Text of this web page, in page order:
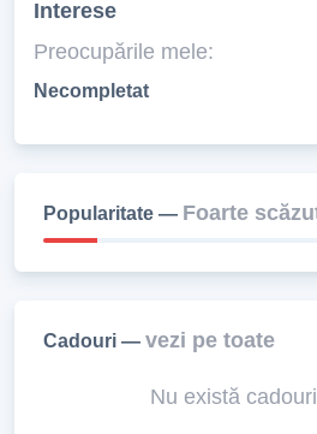
Interese
Preocupările mele:
Necompletat
Popularitate — Foarte
Cadouri — vezi pe toate
Nu există